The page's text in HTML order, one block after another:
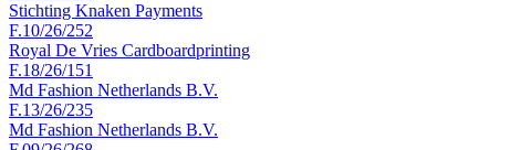
Stichting Knaken Payments
F.10/26/252
Royal De Vries Cardboardprinting
F.18/26/151
Md Fashion Netherlands B.V.
F.13/26/235
Md Fashion Netherlands B.V.